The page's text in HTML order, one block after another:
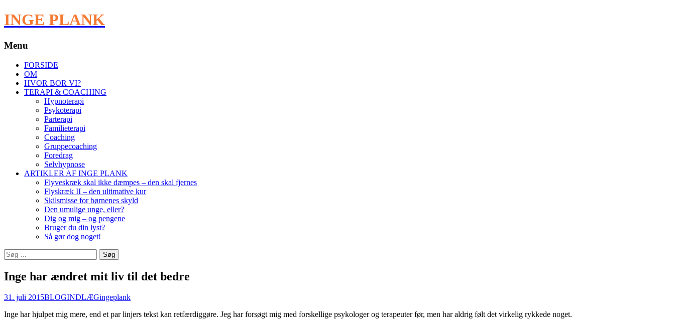
INGE PLANK
Menu
Videre
indhold
FORSIDE
OM
HVOR BOR VI?
TERAPI & COACHING
Hypnoterapi
Psykoterapi
Parterapi
Familieterapi
Coaching
Gruppecoaching
Foredrag
Selvhypnose
ARTIKLER AF INGE PLANK
Flyveskræk skal ikke dæmpes – den skal fjernes
Flyskræk II – den ultimative kur
Skilsmisse for børnenes skyld
Den umulige unge, eller?
Dig og mig – og pengene
Bruger du din lyst?
Så gør dog noget!
Søg
efter:
Inge har ændret mit liv til det bedre
31. juli 2015BLOGINDLÆGingeplank
Inge har hjulpet mig mere, end et par linjers tekst kan retfærdiggøre. Jeg har forsøgt mig med forskellige psykologer og terapeuter før, men har aldrig følt det virkelig rykkede noget.